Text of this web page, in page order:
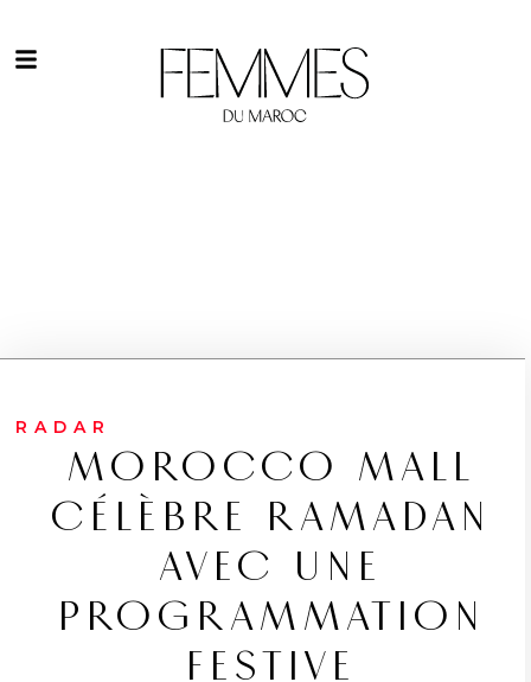
RADAR
MOROCCO MALL
CÉLÈBRE RAMADAN
AVEC UNE
PROGRAMMATION
FESTIVE